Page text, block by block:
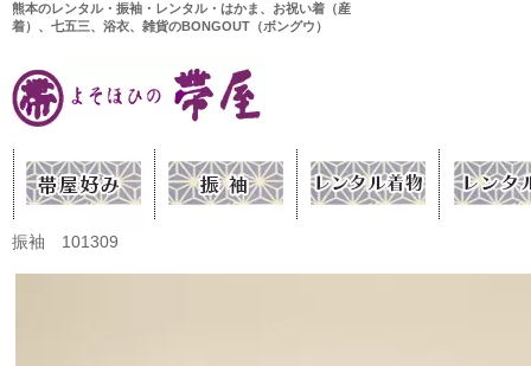
熊本のレンタル・振袖・レンタル・はかま、お祝い着（産
着）、七五三、浴衣、雑貨のBONGOUT（ボングウ）
振袖 101309